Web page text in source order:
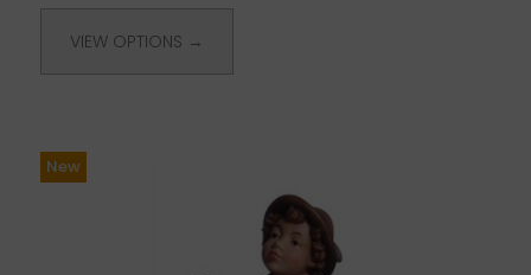
VIEW OPTIONS →
New